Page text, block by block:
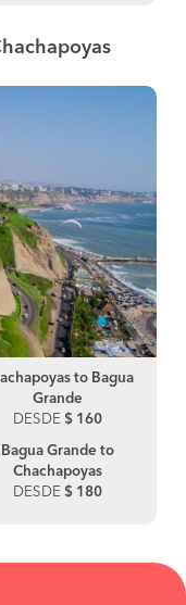
to Bagua
Grande
DESDE $ 160
Bagua Grande to
Chachapoyas
DESDE $ 180